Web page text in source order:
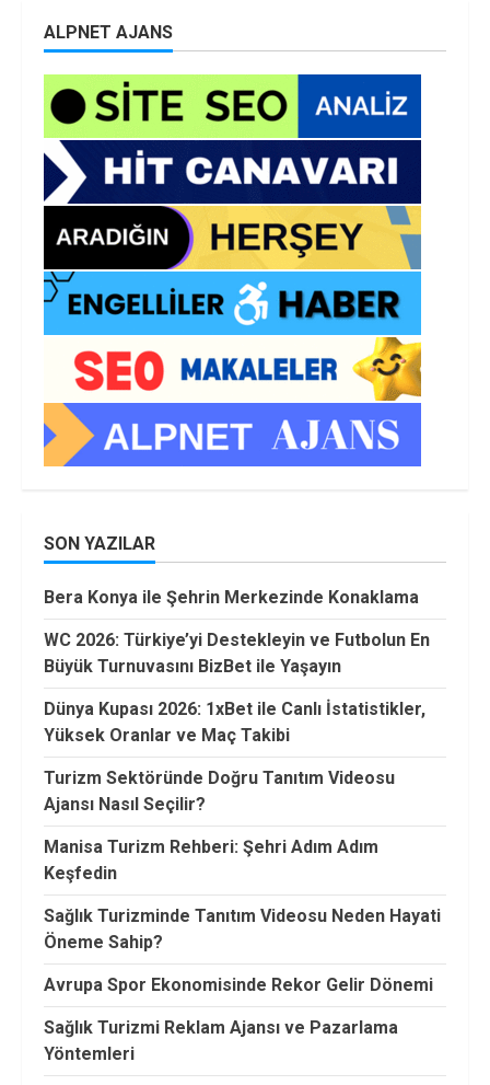
ALPNET AJANS
SON YAZILAR
Bera Konya ile Şehrin Merkezinde Konaklama
WC 2026: Türkiye’yi Destekleyin ve Futbolun En
Büyük Turnuvasını BizBet ile Yaşayın
Dünya Kupası 2026: 1xBet ile Canlı İstatistikler,
Yüksek Oranlar ve Maç Takibi
Turizm Sektöründe Doğru Tanıtım Videosu
Ajansı Nasıl Seçilir?
Manisa Turizm Rehberi: Şehri Adım Adım
Keşfedin
Sağlık Turizminde Tanıtım Videosu Neden Hayati
Öneme Sahip?
Avrupa Spor Ekonomisinde Rekor Gelir Dönemi
Sağlık Turizmi Reklam Ajansı ve Pazarlama
Yöntemleri